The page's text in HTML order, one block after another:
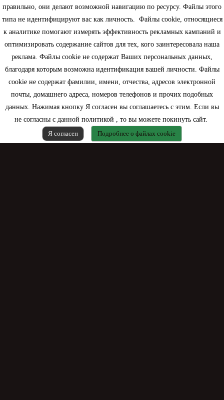
правильно, они делают возможной навигацию по ресурсу. Файлы этого
типа не идентифицируют вас как личность. Файлы cookie, относящиеся
к аналитике помогают измерять эффективность рекламных кампаний и
оптимизировать содержание сайтов для тех, кого заинтересовала наша
реклама. Файлы cookie не содержат Ваших персональных данных,
благодаря которым возможна идентификация вашей личности. Файлы
cookie не содержат фамилии, имени, отчества, адресов электронной
почты, домашнего адреса, номеров телефонов и прочих подобных
данных. Нажимая кнопку Я согласен вы соглашаетесь с этим. Если вы
не согласны с данной политикой , то вы можете покинуть сайт.
Я согласен
Подробнее о файлах cookie
Информация
Моя учетная запись
Контактная информация